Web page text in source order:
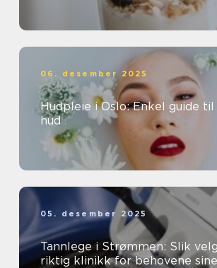
06. desember 2025
Hudpleie i Oslo: Enkel guide til
hud
05. desember 2025
Tannlege i Strømmen: Slik
riktig klinikk for behovene sine